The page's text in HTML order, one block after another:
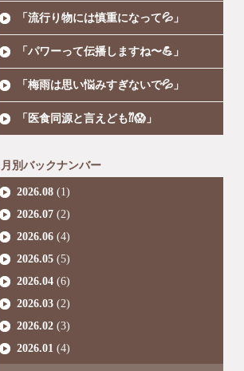
「流行り物には慎重になって💦」
「パワーって伝播しますね〜💪」
「梅雨は思い悩みすぎないで💦」
「医食同源と言えども⁇😱」
月別バックナンバー
2026.08 (1)
2026.07 (2)
2026.06 (4)
2026.05 (5)
2026.04 (6)
2026.03 (2)
2026.02 (3)
2026.01 (4)